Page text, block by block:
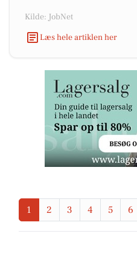
Kilde: JobNet
Læs hele artiklen her
1 2 3 4 5 6